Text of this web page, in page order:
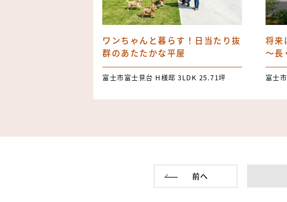
ワンちゃんと暮らす！日当たり抜
群のあたたかな平屋
富士市富士見台 H様邸 3LDK 25.71坪
将来
～長
ッシ
前へ